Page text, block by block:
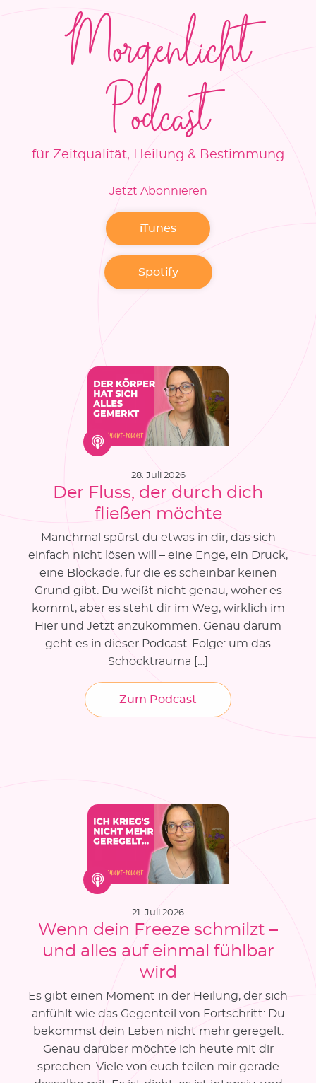
Morgenlicht
Podcast
für Zeitqualität, Heilung & Bestimmung
Jetzt Abonnieren
iTunes
Spotify
28. Juli 2026
Der Fluss, der durch dich
fließen möchte
Manchmal spürst du etwas in dir, das sich
einfach nicht lösen will – eine Enge, ein Druck,
eine Blockade, für die es scheinbar keinen
Grund gibt. Du weißt nicht genau, woher es
kommt, aber es steht dir im Weg, wirklich im
Hier und Jetzt anzukommen. Genau darum
geht es in dieser Podcast-Folge: um das
Schocktrauma […]
Zum Podcast
21. Juli 2026
Wenn dein Freeze schmilzt –
und alles auf einmal fühlbar
wird
Es gibt einen Moment in der Heilung, der sich
anfühlt wie das Gegenteil von Fortschritt: Du
bekommst dein Leben nicht mehr geregelt.
Genau darüber möchte ich heute mit dir
sprechen. Viele von euch teilen mir gerade